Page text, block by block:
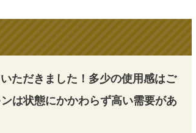
ただきました！多少の使用感はご
は状態にかかわらず高い需要があ